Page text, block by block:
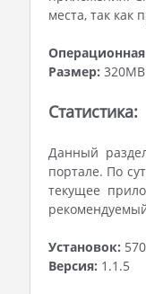
места, так как
Размер: 320MB
Статистика:
Данный
портале. По
текущее
Установок:
Версия: 1.1.5